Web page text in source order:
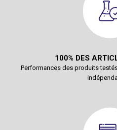
100% DES
Performances des produits